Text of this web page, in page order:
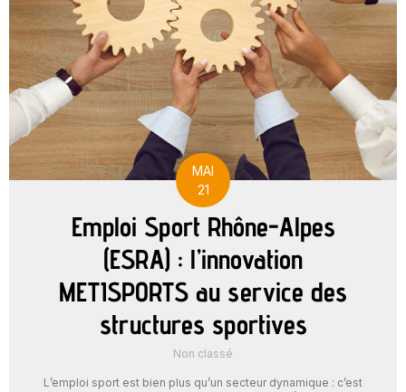
MAI
21
Emploi Sport Rhône-Alpes
(ESRA) : l’innovation
METISPORTS au service des
structures sportives
Non classé
L’emploi sport est bien plus qu’un secteur dynamique : c’est